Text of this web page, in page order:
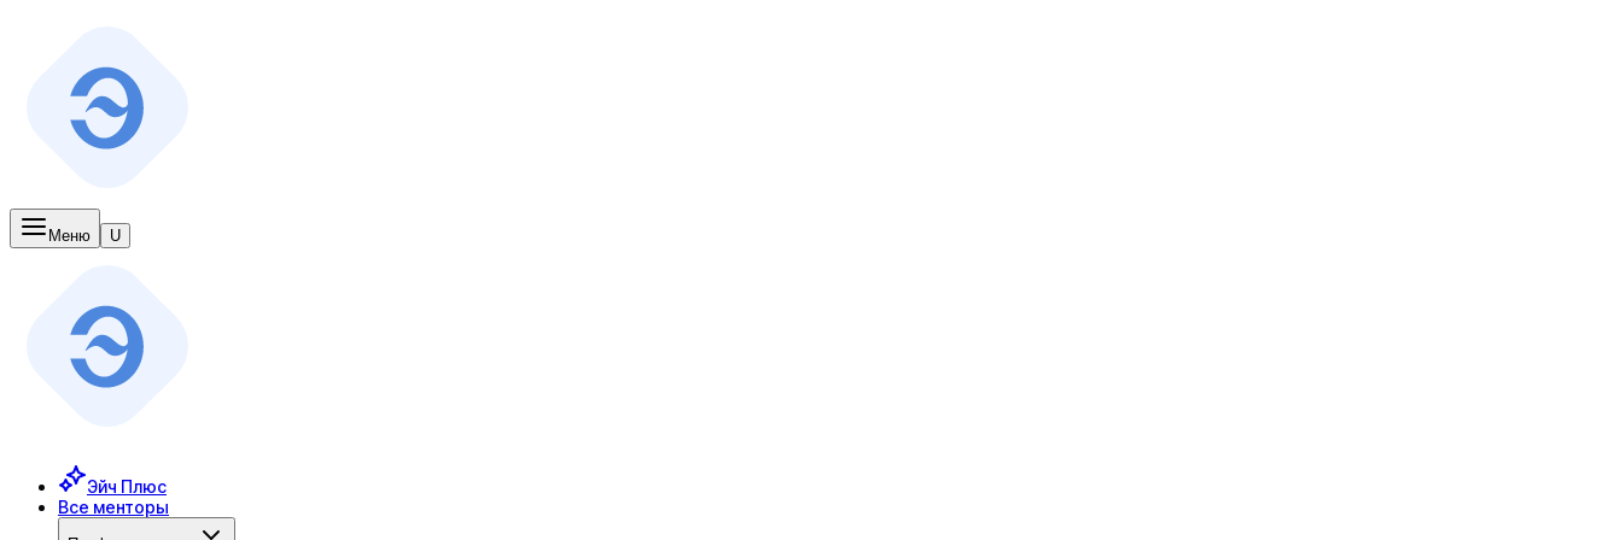
Меню U
Эйч Плюс
Все менторы